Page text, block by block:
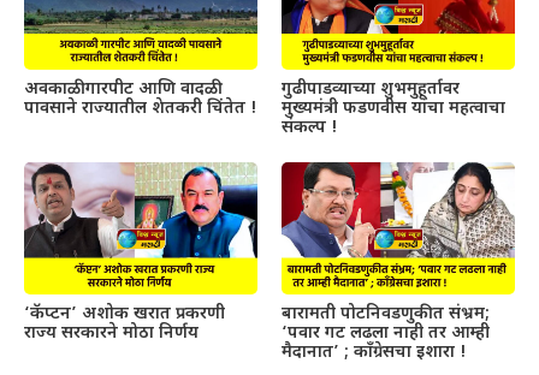
अवकाळी गारपीट आणि वादळी
पावसाने राज्यातील शेतकरी चिंतेत !
गुढीपाडव्याच्या शुभमुहूर्तावर
मुख्यमंत्री फडणवीस यांचा महत्वाचा
संकल्प !
‘कॅप्टन’ अशोक खरात प्रकरणी
राज्य सरकारने मोठा निर्णय
बारामती पोटनिवडणुकीत संभ्रम;
‘पवार गट लढला नाही तर आम्ही
मैदानात’ ; काँग्रेसचा इशारा !